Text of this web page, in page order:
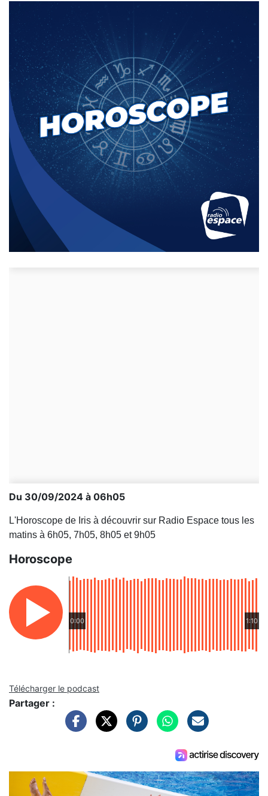
Du 30/09/2024 à 06h05
L'Horoscope de Iris à découvrir sur Radio Espace tous les
matins à 6h05, 7h05, 8h05 et 9h05
Horoscope
0:00 1:10
Télécharger le podcast
Partager :